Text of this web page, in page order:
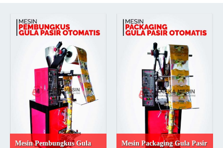
Mesin Pembungkus Gula
Mesin Packaging Gula Pasir